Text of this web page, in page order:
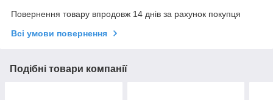
Повернення товару впродовж 14 днів за рахунок покупця
Всі умови повернення
Подібні товари компанії